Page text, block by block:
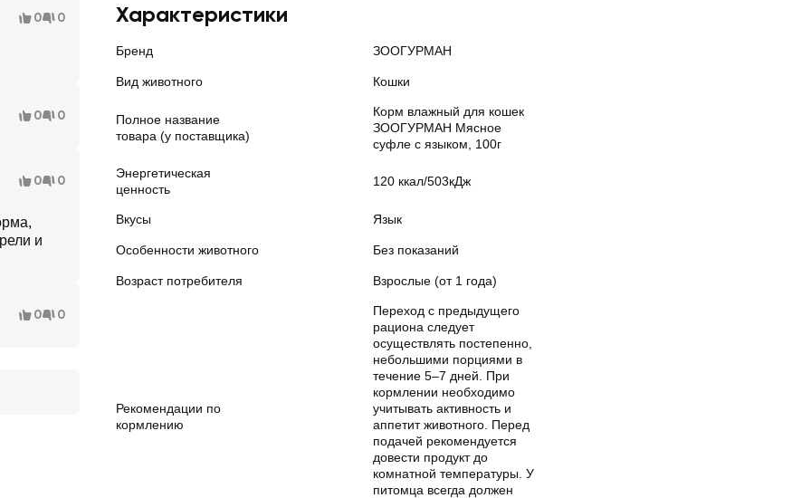
Характеристики
Бренд ЗООГУРМАН
Вид животного Кошки
Полное название
товара (у поставщика)
Корм влажный для кошек
ЗООГУРМАН Мясное
суфле с языком, 100г
Энергетическая
ценность
120 ккал/503кДж
Вкусы Язык
Особенности животного Без показаний
Возраст потребителя Взрослые (от 1 года)
Рекомендации по
кормлению
Переход с предыдущего
рациона следует
осуществлять постепенно,
небольшими порциями в
течение 5–7 дней. При
кормлении необходимо
учитывать активность и
аппетит животного. Перед
подачей рекомендуется
довести продукт до
комнатной температуры. У
питомца всегда должен
0 0
0 0
0 0
и
0 0